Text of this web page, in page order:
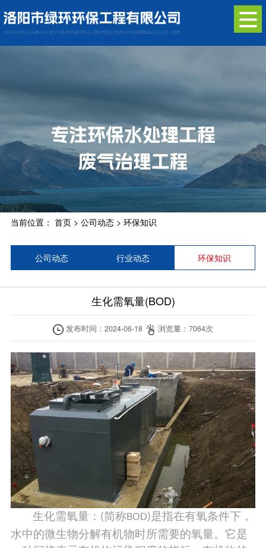
当前位置： 首页> 公司动态> 环保知识
公司动态 行业动态 环保知识
生化需氧量(BOD)
发布时间：2024-06-18 浏览量：7064次
生化需氧量： (简称BOD)是指在有氧条件下，
水中的微生物分解有机物时所需要的氧量。它是